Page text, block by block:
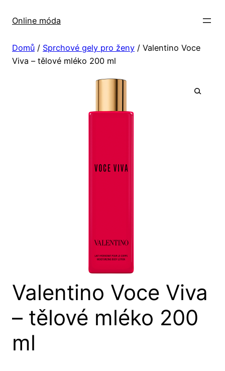
Online móda
Domů / Sprchové gely pro ženy / Valentino Voce
Viva – tělové mléko 200 ml
Valentino Voce Viva
– tělové mléko 200
ml